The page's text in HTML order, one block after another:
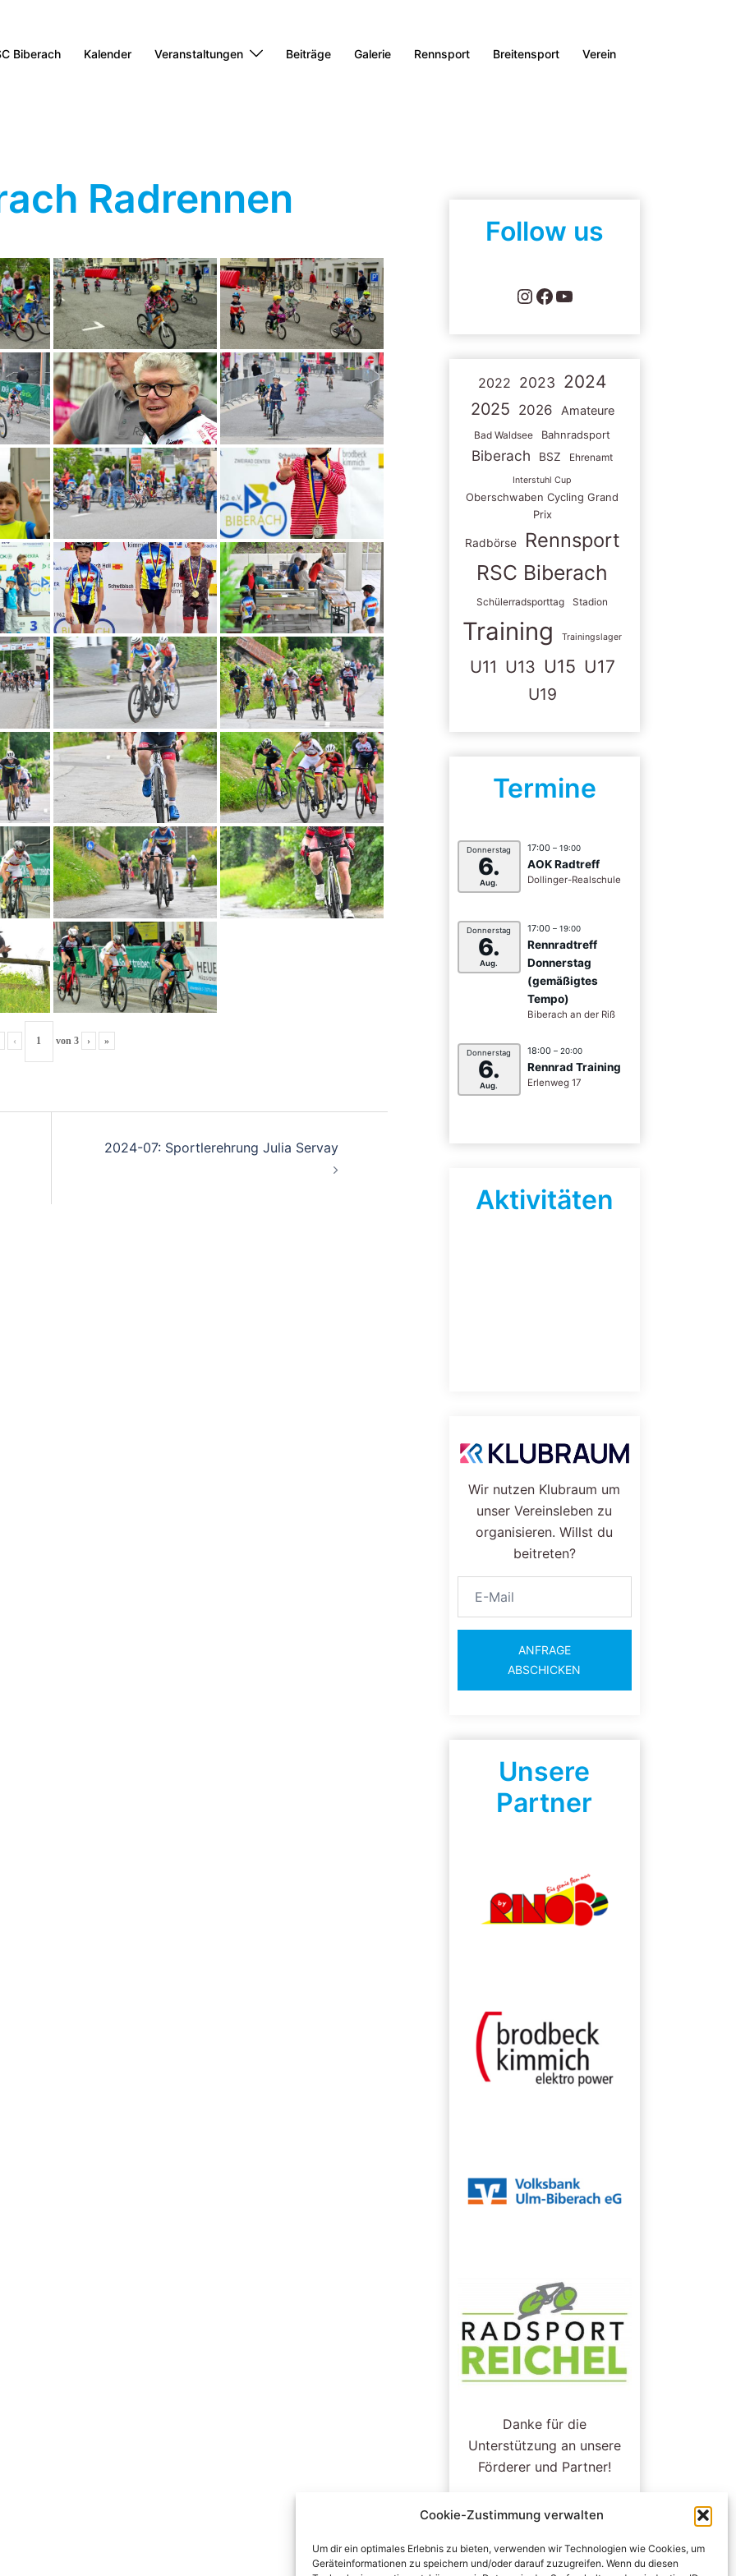
Cookie-Zustimmung verwalten
Um dir ein optimales Erlebnis zu bieten, verwenden wir Technologien wie Cookies, um
Geräteinformationen zu speichern und/oder darauf zuzugreifen. Wenn du diesen
Biberach Kalender Veranstaltungen Beiträge Galerie Rennsport Breitensport Verein
Radrennen
‹ von 3 › »
2024-07: Sportlerehrung Julia Servay
Follow us
Instagram
Facebook
YouTube
2022 2023 2024
2025 2026 Amateure
Bad Waldsee Bahnradsport
Biberach BSZ Ehrenamt
Interstuhl Cup
Oberschwaben Cycling Grand
Prix
Radbörse Rennsport
RSC Biberach
Schülerradsporttag Stadion
Training Trainingslager
U11 U13 U15 U17
U19
Termine
Donnerstag
6.
Aug.
17:00 – 19:00
AOK Radtreff
Dollinger-Realschule
Donnerstag
6.
Aug.
17:00 – 19:00
Rennradtreff
Donnerstag
(gemäßigtes
Tempo)
Biberach an der Riß
Donnerstag
6.
Aug.
18:00 – 20:00
Rennrad Training
Erlenweg 17
Aktivitäten
Wir nutzen Klubraum um
unser Vereinsleben zu
organisieren. Willst du
beitreten?
ANFRAGE
ABSCHICKEN
Unsere
Partner
Danke für die
Unterstützung an unsere
Förderer und Partner!